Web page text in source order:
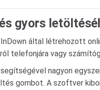
gyors
InDown által létrehozott
telefonjára vagy
nagyon
gombot. A szoftver